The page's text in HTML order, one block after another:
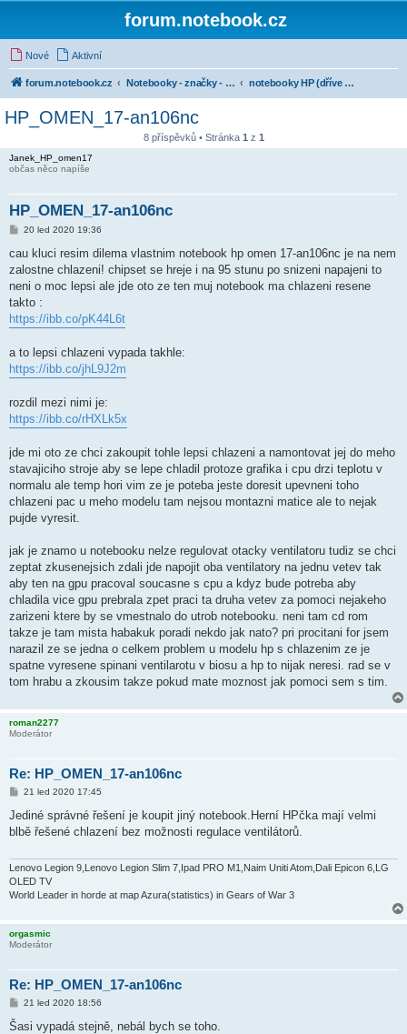
forum.notebook.cz
Nové Aktivní
forum.notebook.cz Notebooky - značky - kluby uživatelů notebooky HP (dříve Hewlett-Packard)
HP_OMEN_17-an106nc
8 příspěvků • Stránka 1 z 1
Janek_HP_omen17
občas něco napíše
HP_OMEN_17-an106nc
P
í
p
ě
e
k
20 led 2020 19:36
cau kluci resim dilema vlastnim notebook hp omen 17-an106nc je na nem
zalostne chlazeni! chipset se hreje i na 95 stunu po snizeni napajeni to
neni o moc lepsi ale jde oto ze ten muj notebook ma chlazeni resene
takto :
https://ibb.co/pK44L6t
a to lepsi chlazeni vypada takhle:
https://ibb.co/jhL9J2m
rozdil mezi nimi je:
https://ibb.co/rHXLk5x
jde mi oto ze chci zakoupit tohle lepsi chlazeni a namontovat jej do meho
stavajiciho stroje aby se lepe chladil protoze grafika i cpu drzi teplotu v
normalu ale temp hori vim ze je poteba jeste doresit upevneni toho
chlazeni pac u meho modelu tam nejsou montazni matice ale to nejak
pujde vyresit.
jak je znamo u notebooku nelze regulovat otacky ventilatoru tudiz se chci
zeptat zkusenejsich zdali jde napojit oba ventilatory na jednu vetev tak
aby ten na gpu pracoval soucasne s cpu a kdyz bude potreba aby
chladila vice gpu prebrala zpet praci ta druha vetev za pomoci nejakeho
zarizeni ktere by se vmestnalo do utrob notebooku. neni tam cd rom
takze je tam mista habakuk poradi nekdo jak nato? pri procitani for jsem
narazil ze se jedna o celkem problem u modelu hp s chlazenim ze je
spatne vyresene spinani ventilarotu v biosu a hp to nijak neresi. rad se v
tom hrabu a zkousim takze pokud mate moznost jak pomoci sem s tim.
roman2277
Moderátor
Re: HP_OMEN_17-an106nc
P
í
p
e
k
21 led 2020 17:45
Jediné správné řešení je koupit jiný notebook.Herní HPčka mají velmi
blbě řešené chlazení bez možnosti regulace ventilátorů.
Lenovo Legion 9,Lenovo Legion Slim 7,Ipad PRO M1,Naim Uniti Atom,Dali Epicon 6,LG
OLED TV
World Leader in horde at map Azura(statistics) in Gears of War 3
orgasmic
Moderátor
Re: HP_OMEN_17-an106nc
P
í
21 led 2020 18:56
Šasi vypadá stejně, nebál bych se toho.